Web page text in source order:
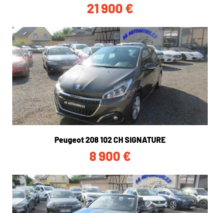
21 900 €
Peugeot 208 102 CH SIGNATURE
8 900 €